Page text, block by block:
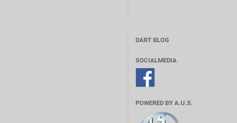
DART BLOG
SOCIALMEDIA
POWERED BY A.U.S.